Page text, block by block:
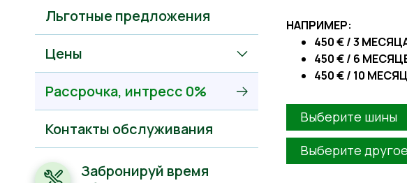
Льготные предложения
Цены
Рассрочкa, интресс 0%
Контакты обслуживания
Забронируй время
НАПРИМЕР:
450 € / 3
450 € / 6
450 € / 10
Выберите шины
Выберите